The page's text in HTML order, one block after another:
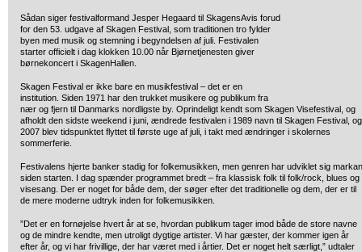
Sådan siger festivalformand Jesper Hegaard til SkagensAvis forud
for den 53. udgave af Skagen Festival, som traditionen tro fylder
byen med musik og stemning i begyndelsen af juli. Festivalen
starter officielt i dag klokken 10.00 når Bjørnetjenesten giver
børnekoncert i SkagenHallen.
Skagen Festival er ikke bare en musikfestival – det er en
institution. Siden 1971 har den trukket musikere og publikum fra
nær og fjern til Danmarks nordligste by. Oprindeligt kendt som Skagen Visefestival, og
afholdt den sidste weekend i juni, ændrede festivalen i 1989 navn til Skagen Festival,
2007 blev tidspunktet flyttet til første uge af juli, i takt med ændringer i skolernes
sommerferie.
Festivalens hjerte banker stadig for folkemusikken, men genren har udviklet sig
siden starten. I dag spænder programmet bredt – fra klassisk folk til folk/rock, blues og
visesang. Der er noget for både dem, der søger efter det traditionelle og dem, der er til
de mere moderne udtryk inden for folkemusikken.
”Det er en fornøjelse hvert år at se, hvordan publikum tager imod både de store navne
og de mindre kendte, men utroligt dygtige artister. Vi har gæster, der kommer igen år
efter år, og vi har frivillige, der har været med i årtier. Det er noget helt særligt,” udtaler